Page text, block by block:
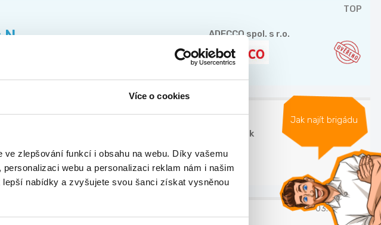
Více o cookies
zlepšování funkcí i obsahu na webu. Díky vašemu
webu a personalizaci reklam nám i našim
nabídky a zvyšujete svou šanci získat vysněnou
Jak najít brigádu
TOP
ADECCO spol. s r.o.
06.08.2026
Petr Lelek
03.08.2026